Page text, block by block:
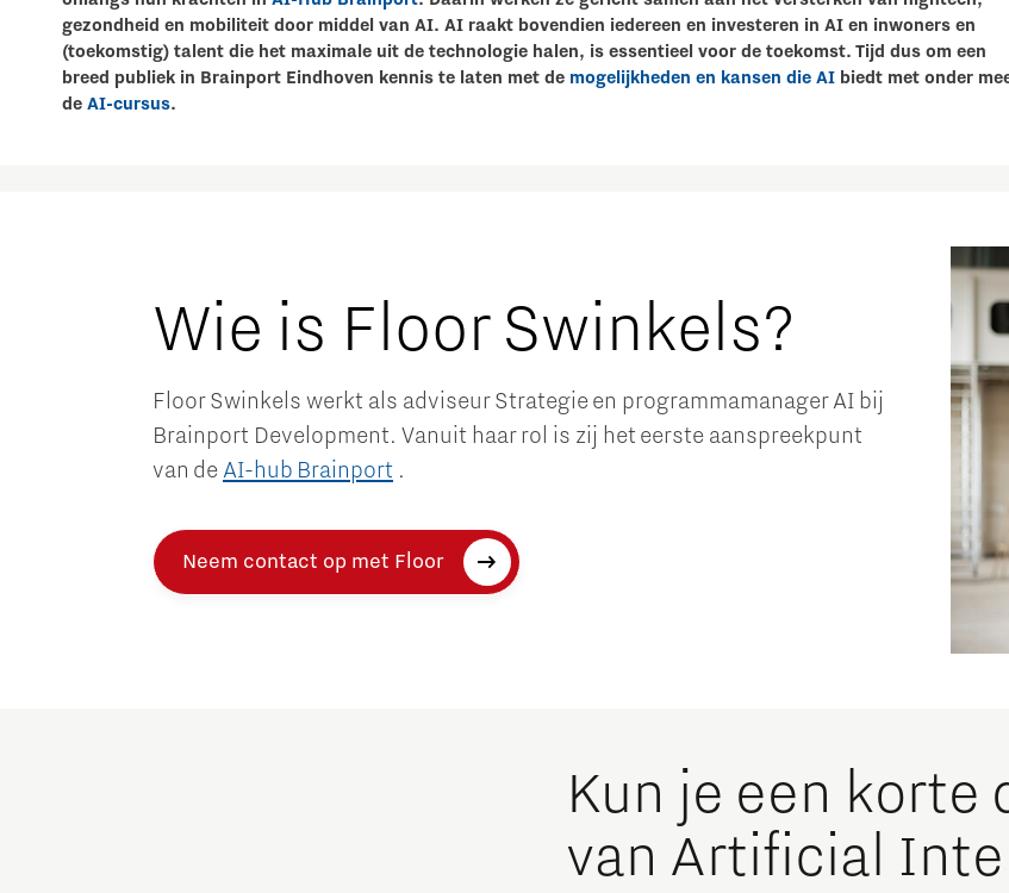
gezondheid en mobiliteit door middel van AI. AI raakt bovendien iedereen en investeren in AI en inwoners en
(toekomstig) talent die het maximale uit de technologie halen, is essentieel voor de toekomst. Tijd dus om een
breed publiek in Brainport Eindhoven kennis te laten met de mogelijkheden en kansen die AI biedt met onder
de AI-cursus.
Wie is Floor Swinkels?
Floor Swinkels werkt als adviseur Strategie en programmamanager AI bij
Brainport Development. Vanuit haar rol is zij het eerste aanspreekpunt
van de AI-hub Brainport .
Neem contact op met Floor
Kun je een korte
van Artificial